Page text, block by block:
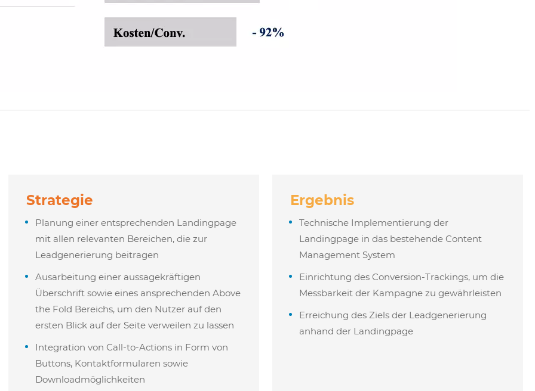
Strategie
Planung einer entsprechenden Landingpage
mit allen relevanten Bereichen, die zur
Leadgenerierung beitragen
Ausarbeitung einer aussagekräftigen
Überschrift sowie eines ansprechenden Above
the Fold Bereichs, um den Nutzer auf den
ersten Blick auf der Seite verweilen zu lassen
Integration von Call-to-Actions in Form von
Buttons, Kontaktformularen sowie
Downloadmöglichkeiten
Ergebnis
Technische Implementierung der
Landingpage in das bestehende Content
Management System
Einrichtung des Conversion-Trackings, um die
Messbarkeit der Kampagne zu gewährleisten
Erreichung des Ziels der Leadgenerierung
anhand der Landingpage